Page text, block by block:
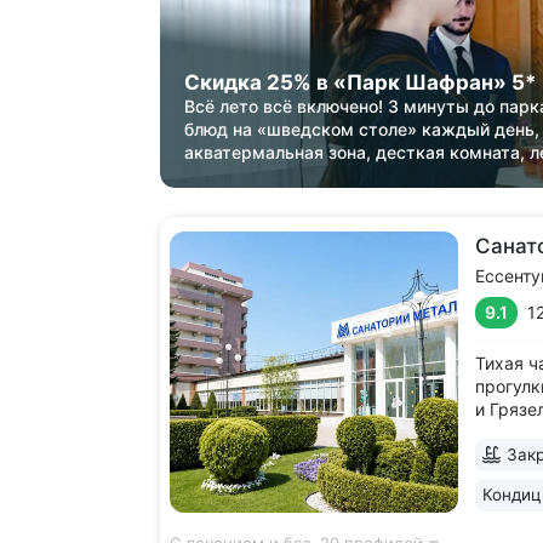
Скидка 25% в «Парк Шафран» 5*
Всё лето всё включено! 3 минуты до
блюд на «шведском столе» каждый день,
акватермальная зона, десткая комната,
9.1
Тихая
и